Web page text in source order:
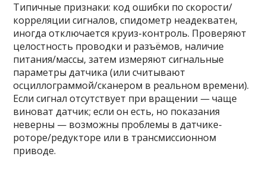
Типичные признаки: код ошибки по скорости/
корреляции сигналов, спидометр неадекватен,
иногда отключается круиз-контроль. Проверяют
целостность проводки и разъёмов, наличие
питания/массы, затем измеряют сигнальные
параметры датчика (или считывают
осциллограммой/сканером в реальном времени).
Если сигнал отсутствует при вращении — чаще
виноват датчик; если он есть, но показания
неверны — возможны проблемы в датчике-
роторе/редукторе или в трансмиссионном
приводе.